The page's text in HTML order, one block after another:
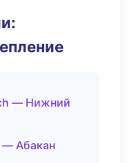
— Нижний
— Абакан